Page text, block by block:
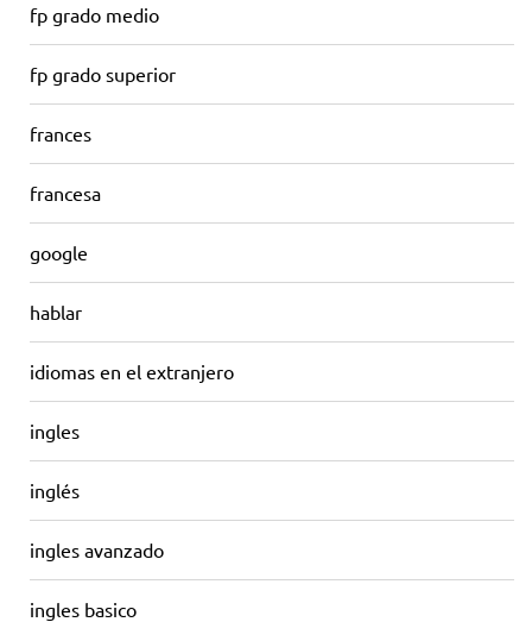
fp grado medio
fp grado superior
frances
francesa
google
hablar
idiomas en el extranjero
ingles
inglés
ingles avanzado
ingles basico